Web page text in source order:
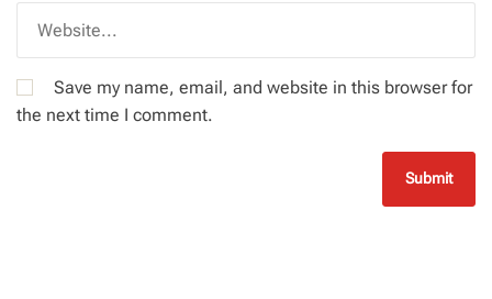
Save my name, email, and website in this browser for
the next time I comment.